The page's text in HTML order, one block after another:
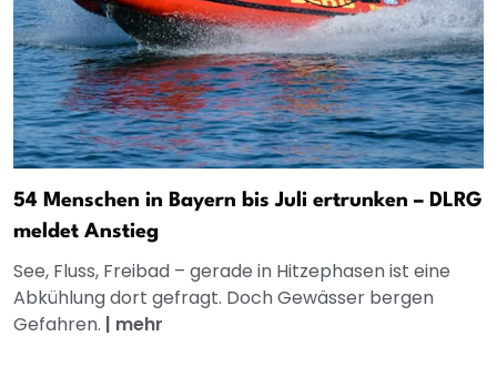
54 Menschen in Bayern bis Juli ertrunken – DLRG
meldet Anstieg
See, Fluss, Freibad – gerade in Hitzephasen ist eine
Abkühlung dort gefragt. Doch Gewässer bergen
Gefahren. | mehr